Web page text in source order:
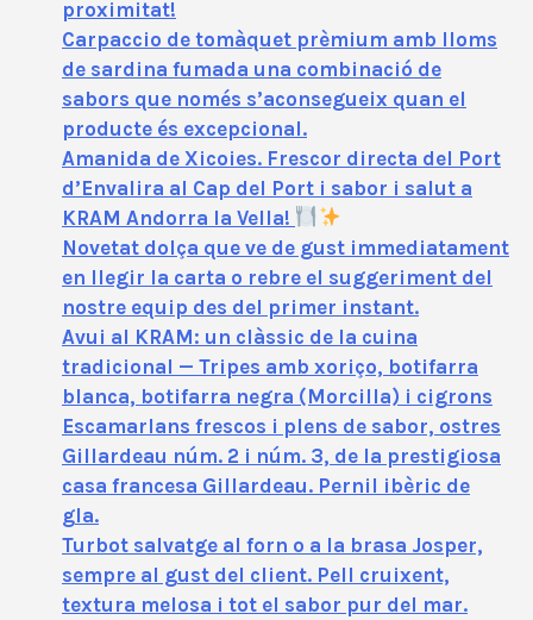
proximitat!
Carpaccio de tomàquet prèmium amb lloms
de sardina fumada una combinació de
sabors que només s’aconsegueix quan el
producte és excepcional.
Amanida de Xicoies. Frescor directa del Port
d’Envalira al Cap del Port i sabor i salut a
KRAM Andorra la Vella!
Novetat dolça que ve de gust immediatament
en llegir la carta o rebre el suggeriment del
nostre equip des del primer instant.
Avui al KRAM: un clàssic de la cuina
tradicional — Tripes amb xoriço, botifarra
blanca, botifarra negra (Morcilla) i cigrons
Escamarlans frescos i plens de sabor, ostres
Gillardeau núm. 2 i núm. 3, de la prestigiosa
casa francesa Gillardeau. Pernil ibèric de
gla.
Turbot salvatge al forn o a la brasa Josper,
sempre al gust del client. Pell cruixent,
textura melosa i tot el sabor pur del mar.